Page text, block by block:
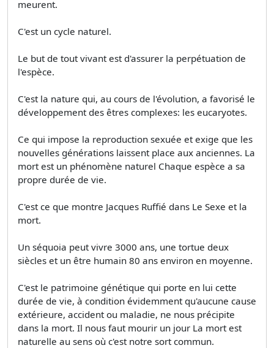
meurent.
C'est un cycle naturel.
Le but de tout vivant est d'assurer la perpétuation de
l'espèce.
C'est la nature qui, au cours de l'évolution, a favorisé le
développement des êtres complexes: les eucaryotes.
Ce qui impose la reproduction sexuée et exige que les
nouvelles générations laissent place aux anciennes. La
mort est un phénomène naturel Chaque espèce a sa
propre durée de vie.
C'est ce que montre Jacques Ruffié dans Le Sexe et la
mort.
Un séquoia peut vivre 3000 ans, une tortue deux
siècles et un être humain 80 ans environ en moyenne.
C'est le patrimoine génétique qui porte en lui cette
durée de vie, à condition évidemment qu'aucune cause
extérieure, accident ou maladie, ne nous précipite
dans la mort. Il nous faut mourir un jour La mort est
naturelle au sens où c'est notre sort commun.